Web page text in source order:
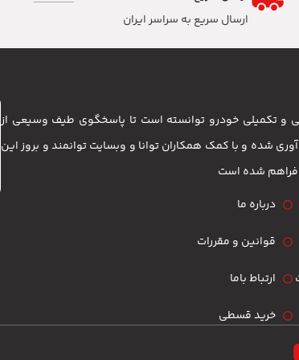
ارسال سریع به سراسر ایران
و تکمیلی خودرو توانسته است تا پاسخگوی طیف وسیعی از
پارت جمع آوری شده و با کمک همکاران توانا و وبسایت توانمند و بروز این
فراهم شده است
درباره ما
قوانین و مقررات
ارتباط باما
خرید قسطی